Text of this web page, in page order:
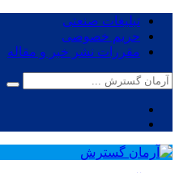
تبلیغات صنعتی
حریم خصوصی
مقررات نشر خبر و مقاله